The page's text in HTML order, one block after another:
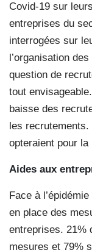
Covid-19 sur
entreprises du
interrogées sur
l’organisation
question de
tout
baisse des
les
opteraient pour
Aides aux
Face à
en place des
entreprises. 21%
mesures et 79%